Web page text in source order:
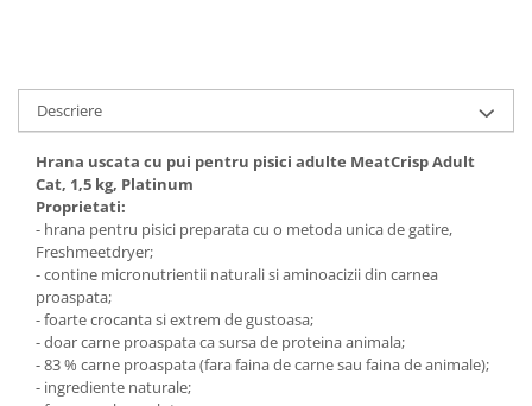
Descriere
Hrana uscata cu pui pentru pisici adulte MeatCrisp Adult
Cat, 1,5 kg, Platinum
Proprietati:
- hrana pentru pisici preparata cu o metoda unica de gatire,
Freshmeetdryer;
- contine micronutrientii naturali si aminoacizii din carnea
proaspata;
- foarte crocanta si extrem de gustoasa;
- doar carne proaspata ca sursa de proteina animala;
- 83 % carne proaspata (fara faina de carne sau faina de animale);
- ingrediente naturale;